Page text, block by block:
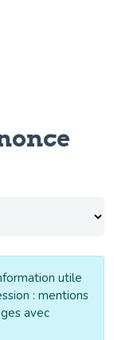
utile
: mentions
avec